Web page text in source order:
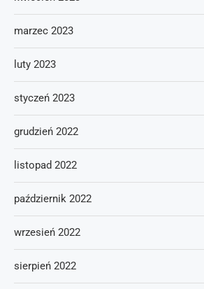
marzec 2023
luty 2023
styczeń 2023
grudzień 2022
listopad 2022
październik 2022
wrzesień 2022
sierpień 2022